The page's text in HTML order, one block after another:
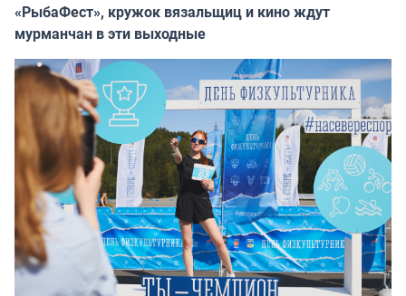
«РыбаФест», кружок вязальщиц и кино ждут
мурманчан в эти выходные